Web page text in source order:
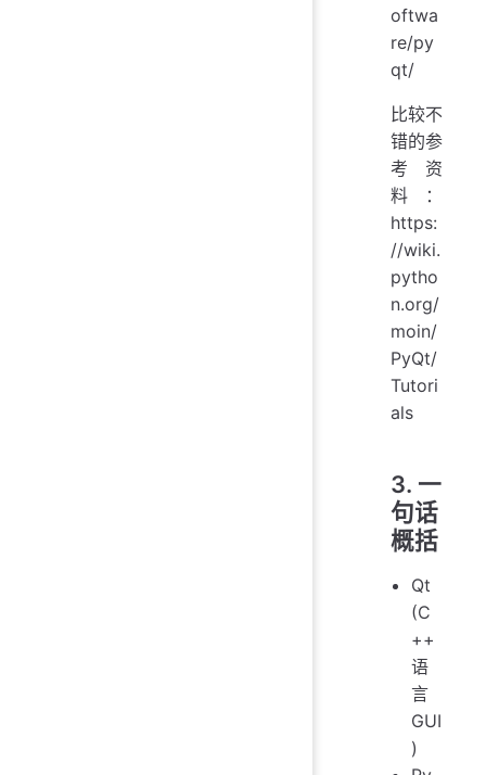
oftwa
re/py
qt/
比较不
错的参
考资
料：
https:
//wiki.
pytho
n.org/
moin/
PyQt/
Tutori
als
3. 一
句话
概括
Qt
(C
++
语
言
GUI
)